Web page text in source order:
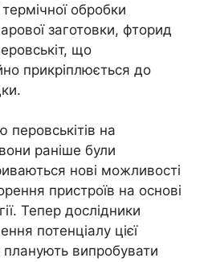
обробки
заготовки, фторид
що
прикріплюється до
на
раніше були
нові можливості
пристроїв на основі
Тепер дослідники
потенціалу цієї
випробувати